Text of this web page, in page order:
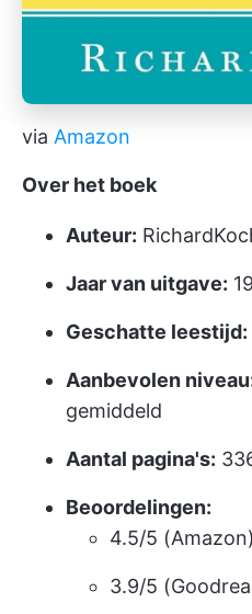
via Amazon
Over het boek
Auteur:
Jaar van uitgave:
Geschatte leestijd:
Aanbevolen
gemiddeld
Aantal pagina's:
Beoordelingen:
4.5/5 (Amazon)
3.9/5